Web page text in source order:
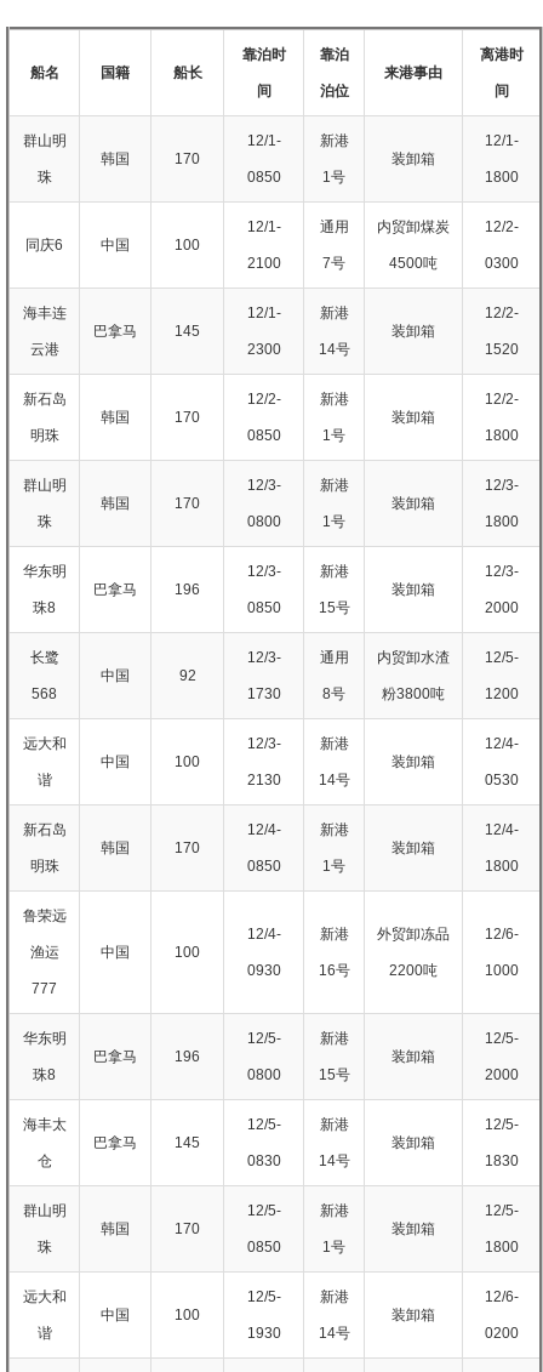
船名 国籍 船长
靠泊时
间
靠泊
泊位
来港事由
离港时
间
群山明
珠
韩国 170
12/1-
0850
新港
1号
装卸箱
12/1-
1800
同庆6 中国 100
12/1-
2100
通用
7号
内贸卸煤炭
4500吨
12/2-
0300
海丰连
云港
巴拿马 145
12/1-
2300
新港
14号
装卸箱
12/2-
1520
新石岛
明珠
韩国 170
12/2-
0850
新港
1号
装卸箱
12/2-
1800
群山明
珠
韩国 170
12/3-
0800
新港
1号
装卸箱
12/3-
1800
华东明
珠8
巴拿马 196
12/3-
0850
新港
15号
装卸箱
12/3-
2000
长鹭
568
中国 92
12/3-
1730
通用
8号
内贸卸水渣
粉3800吨
12/5-
1200
远大和
谐
中国 100
12/3-
2130
新港
14号
装卸箱
12/4-
0530
新石岛
明珠
韩国 170
12/4-
0850
新港
1号
装卸箱
12/4-
1800
鲁荣远
渔运
777
中国 100
12/4-
0930
新港
16号
外贸卸冻品
2200吨
12/6-
1000
华东明
珠8
巴拿马 196
12/5-
0800
新港
15号
装卸箱
12/5-
2000
海丰太
仓
巴拿马 145
12/5-
0830
新港
14号
装卸箱
12/5-
1830
群山明
珠
韩国 170
12/5-
0850
新港
1号
装卸箱
12/5-
1800
远大和
谐
中国 100
12/5-
1930
新港
14号
装卸箱
12/6-
0200